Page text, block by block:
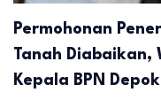
Permohonan
Tanah Diabaikan,
Kepala BPN